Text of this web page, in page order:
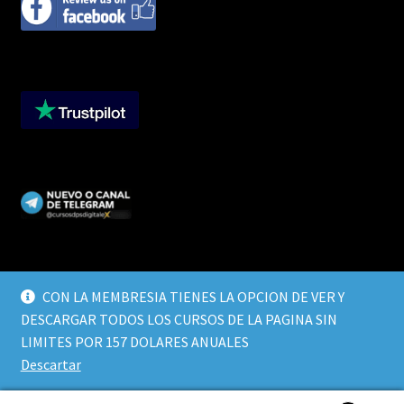
CON LA MEMBRESIA TIENES LA OPCION DE VER Y
DESCARGAR TODOS LOS CURSOS DE LA PAGINA SIN
LIMITES POR 157 DOLARES ANUALES
Descartar
© CURSOS DIGITALEX 2026
TERMINOS Y CONDICIONES
Built with WooCommerce